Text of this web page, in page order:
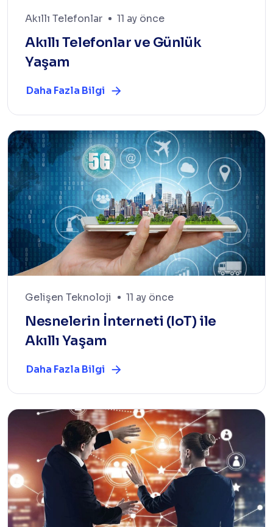
Akıllı Telefonlar 11 ay önce
Akıllı Telefonlar ve Günlük
Yaşam
Daha Fazla Bilgi
Gelişen Teknoloji 11 ay önce
Nesnelerin İnterneti (IoT) ile
Akıllı Yaşam
Daha Fazla Bilgi